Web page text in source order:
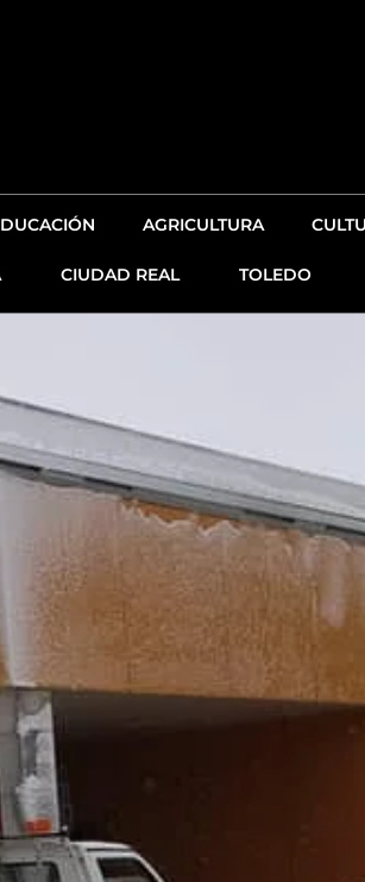
AGRICULTURA
CIUDAD REAL TOLEDO